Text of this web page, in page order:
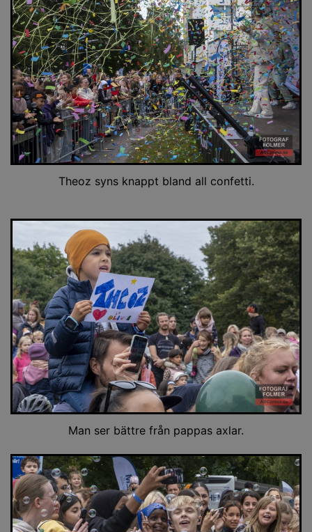
Theoz syns knappt bland all confetti.
Man ser bättre från pappas axlar.